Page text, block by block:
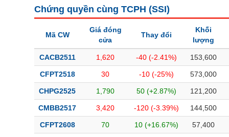
Chứng quyền cùng TCPH (SSI)
Mã CW
Giá đóng
cửa
Thay đổi
Khối
lượng
CACB2511 1,620 -40 (-2.41%) 153,600
CFPT2518 30 -10 (-25%) 573,000
CHPG2525 1,790 50 (+2.87%) 121,200
CMBB2517 3,420 -120 (-3.39%) 144,500
CFPT2608 70 10 (+16.67%) 57,400